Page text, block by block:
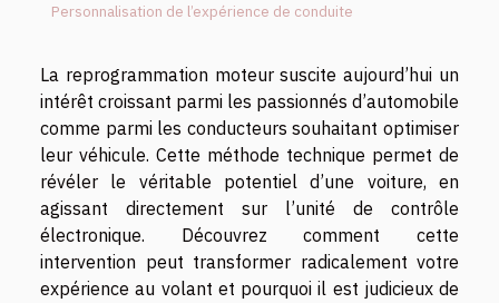
Personnalisation de l’expérience de conduite
La reprogrammation moteur suscite aujourd’hui un
intérêt croissant parmi les passionnés d’automobile
comme parmi les conducteurs souhaitant optimiser
leur véhicule. Cette méthode technique permet de
révéler le véritable potentiel d’une voiture, en
agissant directement sur l’unité de contrôle
électronique. Découvrez comment cette
intervention peut transformer radicalement votre
expérience au volant et pourquoi il est judicieux de